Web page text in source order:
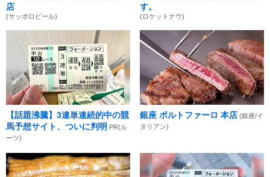
店
(サッポロビール)
す。
(ロケットナウ)
【話題沸騰】3連単連続的中の競
馬予想サイト、ついに判明 PR(ル
ーツ)
銀座 ポルトファーロ 本店 (銀座/イ
タリアン)